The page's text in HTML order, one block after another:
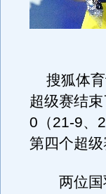
搜狐体育
超级赛结
0（21-9、
第四个超
两位国羽